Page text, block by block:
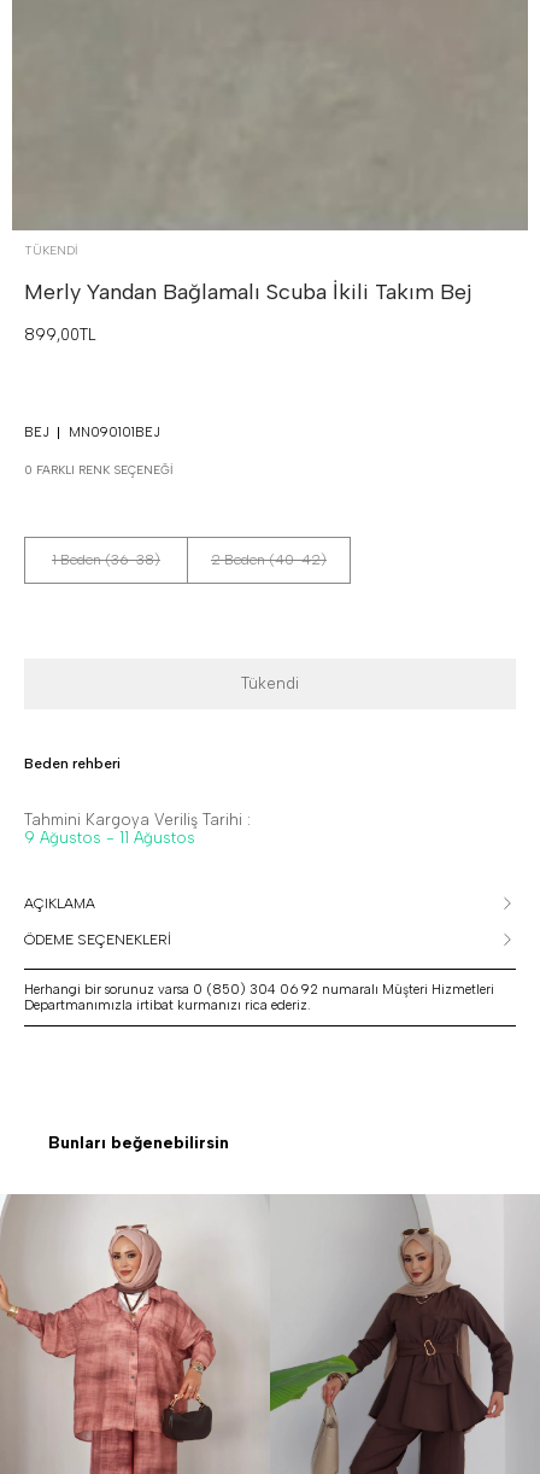
TÜKENDI
Merly Yandan Bağlamalı Scuba İkili Takım Bej
899,00TL
BEJ MN090101BEJ
0 FARKLI RENK SEÇENEĞI
1 Beden (36-38) 2 Beden (40-42)
Tükendi
Beden rehberi
Tahmini Kargoya Veriliş Tarihi :
9 Ağustos - 11 Ağustos
AÇIKLAMA
ÖDEME SEÇENEKLERİ
Herhangi bir sorunuz varsa 0 (850) 304 06 92 numaralı Müşteri Hizmetleri
Departmanımızla irtibat kurmanızı rica ederiz.
Bunları beğenebilirsin